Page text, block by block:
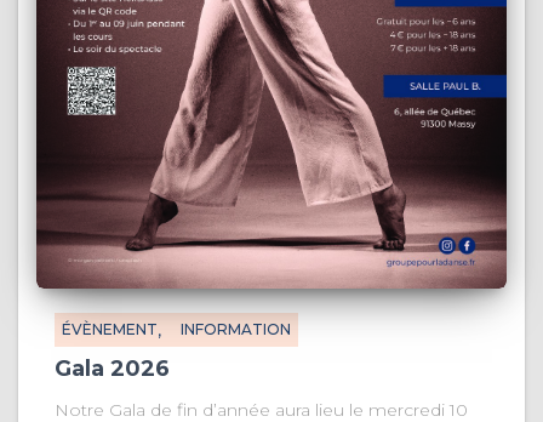
ÉVÈNEMENT INFORMATION
Gala 2026
Notre Gala de fin d’année aura lieu le mercredi 10